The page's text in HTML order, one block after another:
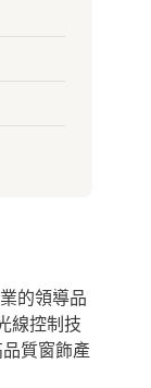
的領導品
線控制技
質窗飾產